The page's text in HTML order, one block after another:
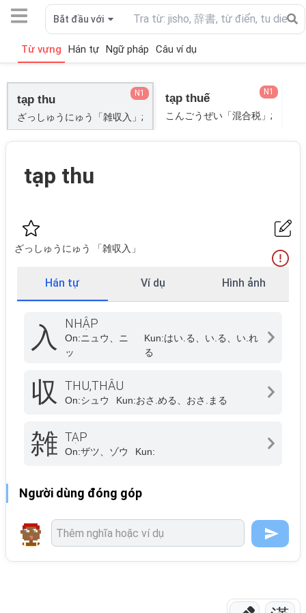
Bắt đầu với
Từ vựng Hán tự Ngữ pháp Câu ví dụ
tạp thu
ざっしゅうにゅう「雑収入」;
N1 tạp thuế
こんごうぜい「混合税」;
N1
tạp thu
ざっしゅうにゅう 「雑収入」
Hán tự Ví dụ Hình ảnh
入 NHẬP
On:ニュウ、ニ
ッ
Kun:はい.る、い.る、い.れ
る
収 THU,THÂU
On:シュウ Kun:おさ.める、おさ.まる
雑 TẠP
On:ザツ、ゾウ Kun:
Người dùng đóng góp